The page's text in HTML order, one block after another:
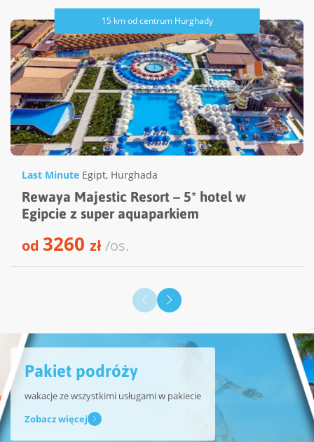
15 km od centrum Hurghady
Last Minute Egipt, Hurghada
Rewaya Majestic Resort – 5* hotel w
Egipcie z super aquaparkiem
od 3260 zł/os.
Pakiet podróży
wakacje ze wszystkimi usługami w pakiecie
Zobacz więcej